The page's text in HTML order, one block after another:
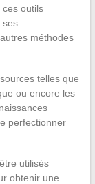
outils
ses
méthodes
telles que
ou encore les
perfectionner
utilisés
obtenir une